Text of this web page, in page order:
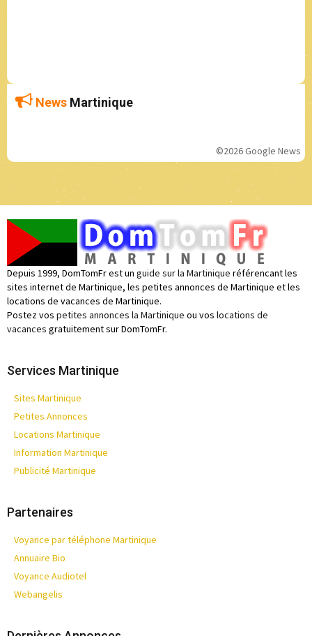
News Martinique
©2026 Google News
Depuis 1999, DomTomFr est un guide sur la Martinique référencant les
sites internet de Martinique, les petites annonces de Martinique et les
locations de vacances de Martinique.
Postez vos petites annonces la Martinique ou vos locations de
vacances gratuitement sur DomTomFr.
Services Martinique
Sites Martinique
Petites Annonces
Locations Martinique
Information Martinique
Publicité Martinique
Partenaires
Voyance par téléphone Martinique
Annuaire Bio
Voyance Audiotel
Webangelis